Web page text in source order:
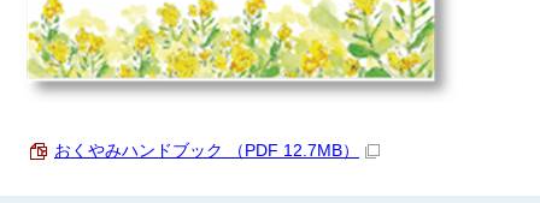
おくやみハンドブック （PDF 12.7MB）